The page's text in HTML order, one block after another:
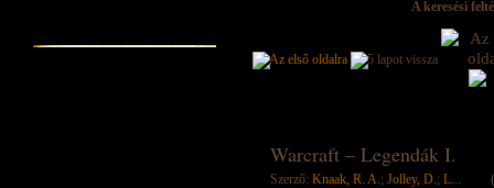
A keresési
Warcraft – Legendák I.
Szerző: Knaak, R. A.; Jolley, D.; L...